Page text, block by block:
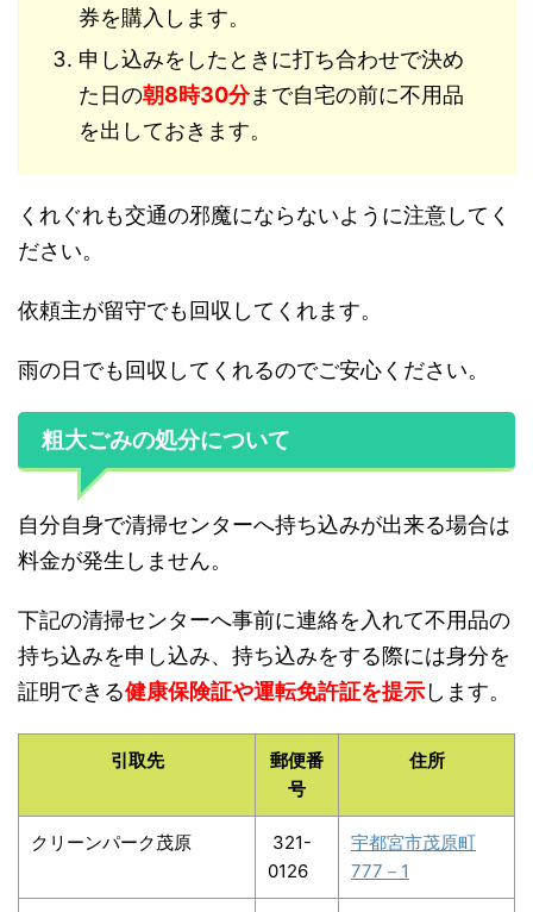
券を購入します。
申し込みをしたときに打ち合わせで決め
た日の朝8時30分まで自宅の前に不用品
を出しておきます。
くれぐれも交通の邪魔にならないように注意してく
ださい。
依頼主が留守でも回収してくれます。
雨の日でも回収してくれるのでご安心ください。
粗大ごみの処分について
自分自身で清掃センターへ持ち込みが出来る場合は
料金が発生しません。
下記の清掃センターへ事前に連絡を入れて不用品の
持ち込みを申し込み、持ち込みをする際には身分を
証明できる健康保険証や運転免許証を提示します。
引取先
郵便番
号
住所
クリーンパーク茂原
321-
0126
宇都宮市茂原町
777－1